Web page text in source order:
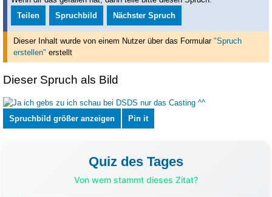
Teilen
Spruchbild Nächster Spruch
Dieser Inhalt wurde von einem Nutzer über das Formular "Spruch
erstellen" erstellt
Dieser Spruch als Bild
Spruchbild größer anzeigen Pin it
Quiz des Tages
Von wem stammt dieses Zitat?